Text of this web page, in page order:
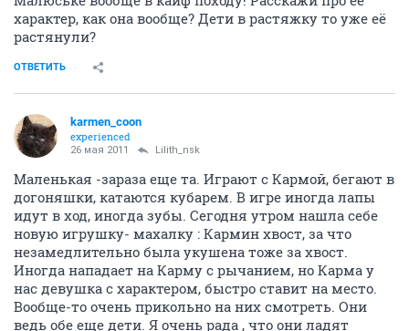
характер, как она вообще? Дети в растяжку то уже её
растянули?
ОТВЕТИТЬ
karmen_coon
experienced
26 мая 2011 Lilith_nsk
Маленькая -зараза еще та. Играют с Кармой, бегают в
догоняшки, катаются кубарем. В игре иногда лапы
идут в ход, иногда зубы. Сегодня утром нашла себе
новую игрушку- махалку : Кармин хвост, за что
незамедлительно была укушена тоже за хвост.
Иногда нападает на Карму с рычанием, но Карма у
нас девушка с характером, быстро ставит на место.
Вообще-то очень прикольно на них смотреть. Они
ведь обе еще дети. Я очень рада , что они ладят